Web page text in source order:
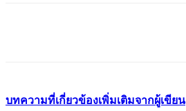
บทความที่เกี่ยวข้องเพิ่มเติมจากผู้เขียน